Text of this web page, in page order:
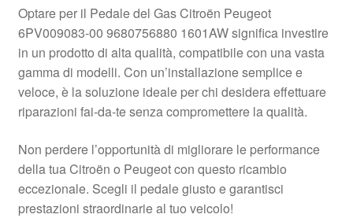
Termini e condizioni
Optare per il Pedale del Gas Citroën Peugeot
6PV009083-00 9680756880 1601AW significa investire
in un prodotto di alta qualità, compatibile con una vasta
gamma di modelli. Con un’installazione semplice e
veloce, è la soluzione ideale per chi desidera effettuare
riparazioni fai-da-te senza compromettere la qualità.
Non perdere l’opportunità di migliorare le performance
della tua Citroën o Peugeot con questo ricambio
eccezionale. Scegli il pedale giusto e garantisci
prestazioni straordinarie al tuo veicolo!